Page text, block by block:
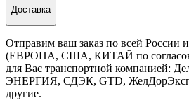
Доставка
Отправим ваш заказ по всей России
(ЕВРОПА, США, КИТАЙ по
для Вас транспортной компанией:
ЭНЕРГИЯ, СДЭК, GTD,
другие.